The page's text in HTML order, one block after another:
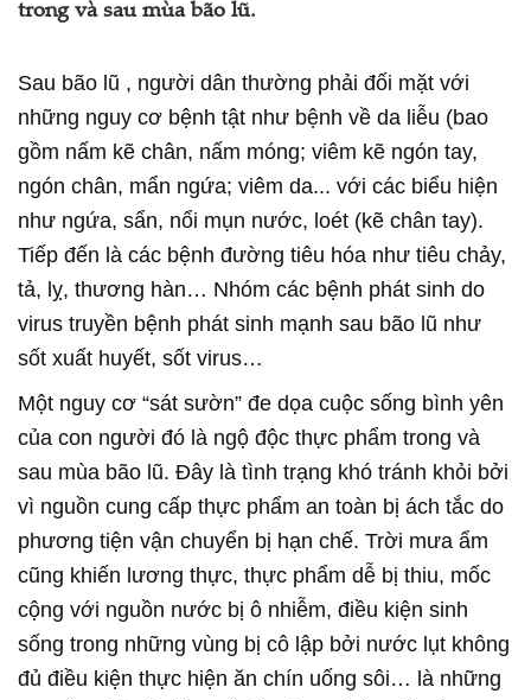
trong và sau mùa bão lũ.
Sau bão lũ , người dân thường phải đối mặt với
những nguy cơ bệnh tật như bệnh về da liễu (bao
gồm nấm kẽ chân, nấm móng; viêm kẽ ngón tay,
ngón chân, mẩn ngứa; viêm da... với các biểu hiện
như ngứa, sẩn, nổi mụn nước, loét (kẽ chân tay).
Tiếp đến là các bệnh đường tiêu hóa như tiêu chảy,
tả, lỵ, thương hàn… Nhóm các bệnh phát sinh do
virus truyền bệnh phát sinh mạnh sau bão lũ như
sốt xuất huyết, sốt virus…
Một nguy cơ “sát sườn” đe dọa cuộc sống bình yên
của con người đó là ngộ độc thực phẩm trong và
sau mùa bão lũ. Đây là tình trạng khó tránh khỏi bởi
vì nguồn cung cấp thực phẩm an toàn bị ách tắc do
phương tiện vận chuyển bị hạn chế. Trời mưa ẩm
cũng khiến lương thực, thực phẩm dễ bị thiu, mốc
cộng với nguồn nước bị ô nhiễm, điều kiện sinh
sống trong những vùng bị cô lập bởi nước lụt không
đủ điều kiện thực hiện ăn chín uống sôi… là những